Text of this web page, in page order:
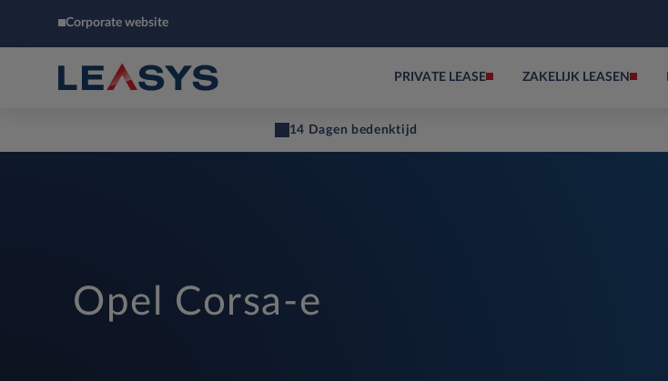
Corporate website
PRIVATE LEASE ZAKELIJK LEASEN
14 Dagen bedenktijd
Opel Corsa-e